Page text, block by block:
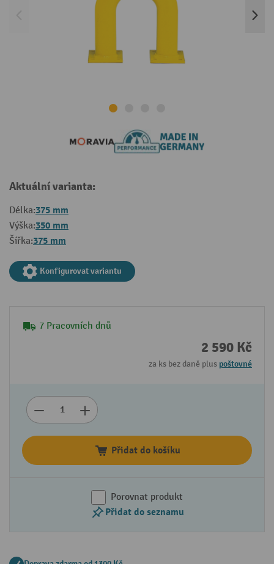
Aktuální varianta:
Délka:375 mm
Výška:350 mm
Šířka:375 mm
Konfigurovat variantu
7 Pracovních dnů
2 590 Kč
za ks bez daně plus poštovné
Přidat do košíku
Porovnat produkt
Přidat do seznamu